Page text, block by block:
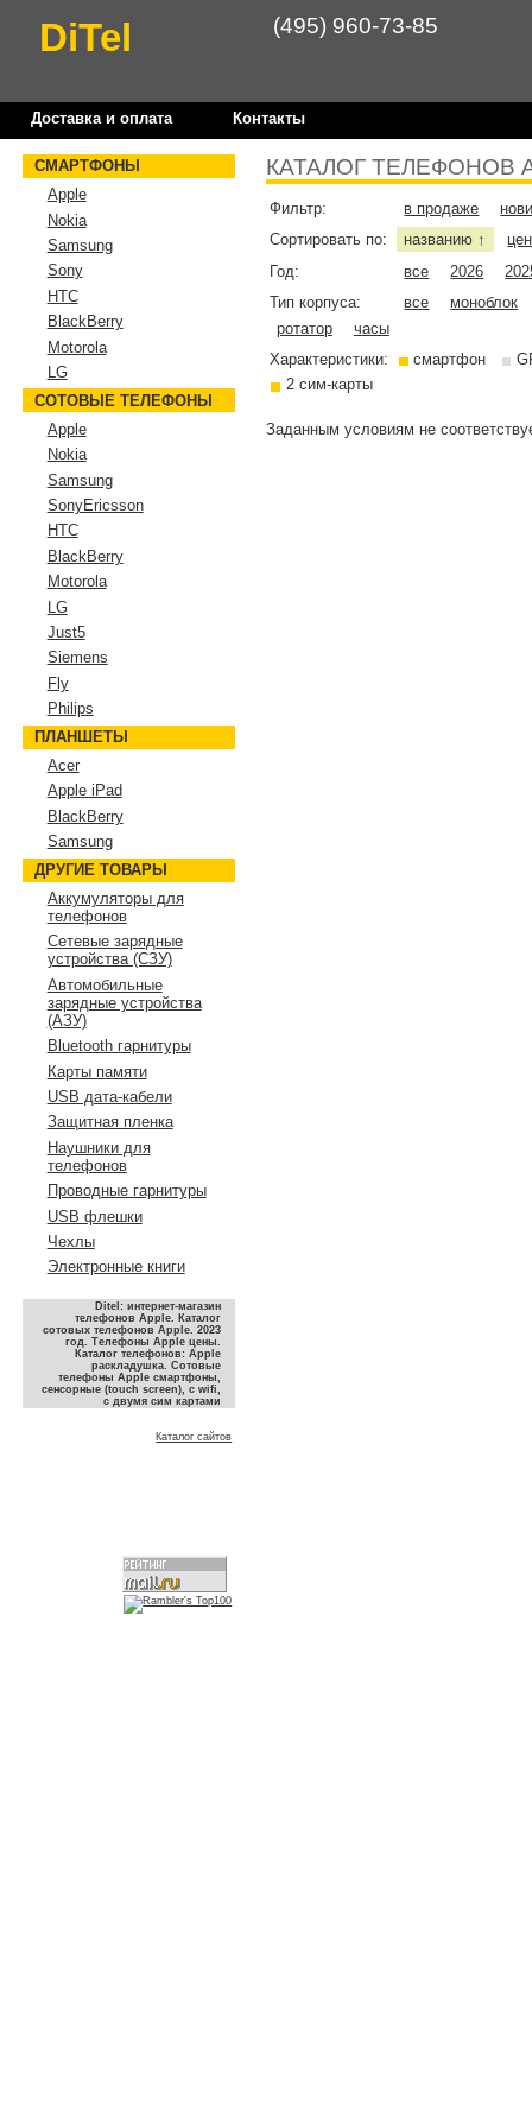
DiTel (495) 960-73-85
Доставка и оплата Контакты
КАТАЛОГ ТЕЛЕФОНОВ
Фильтр: в продаже
Сортировать по:
названию ↑
Год:
все 2026
Тип корпуса:
все
моноблок
ротатор
часы
Характеристики:
смартфон
2 сим-карты
Заданным условиям не
СМАРТФОНЫ
Apple
Nokia
Samsung
Sony
HTC
BlackBerry
Motorola
LG
СОТОВЫЕ ТЕЛЕФОНЫ
Apple
Nokia
Samsung
SonyEricsson
HTC
BlackBerry
Motorola
LG
Just5
Siemens
Fly
Philips
ПЛАНШЕТЫ
Acer
Apple iPad
BlackBerry
Samsung
ДРУГИЕ ТОВАРЫ
Аккумуляторы для
телефонов
Сетевые зарядные
устройства (СЗУ)
Автомобильные
зарядные устройства
(АЗУ)
Bluetooth гарнитуры
Карты памяти
USB дата-кабели
Защитная пленка
Наушники для
телефонов
Проводные гарнитуры
USB флешки
Чехлы
Электронные книги
Ditel: интернет-магазин
телефонов Apple. Каталог
сотовых телефонов Apple. 2023
год. Телефоны Apple цены.
Каталог телефонов: Apple
раскладушка. Сотовые
телефоны Apple смартфоны,
сенсорные (touch screen), с wifi,
с двумя сим картами
Каталог сайтов